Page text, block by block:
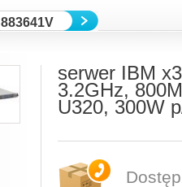
883641V
serwer IBM
3.2GHz,
U320, 300W